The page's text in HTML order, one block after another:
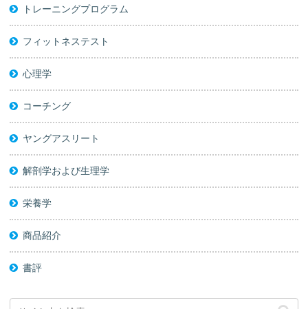
トレーニングプログラム
フィットネステスト
心理学
コーチング
ヤングアスリート
解剖学および生理学
栄養学
商品紹介
書評